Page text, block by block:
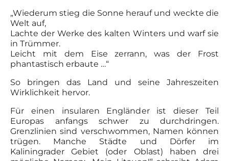
„Wiederum stieg die Sonne herauf und weckte die
Welt auf,
Lachte der Werke des kalten Winters und warf sie
in Trümmer.
Leicht mit dem Eise zerrann, was der Frost
phantastisch erbaute …“
So bringen das Land und seine Jahreszeiten
Wirklichkeit hervor.
Für einen insularen Engländer ist dieser Teil
Europas anfangs schwer zu durchdringen.
Grenzlinien sind verschwommen, Namen können
trügen. Manche Städte und Dörfer im
Kaliningrader Gebiet (oder Oblast) haben drei